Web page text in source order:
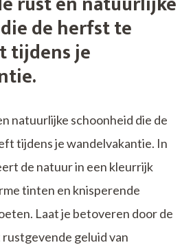
de herfst te
tijdens je
natuurlijke schoonheid die de
tijdens je wandelvakantie. In
de natuur in een kleurrijk
tinten en knisperende
Laat je betoveren door de
geluid van